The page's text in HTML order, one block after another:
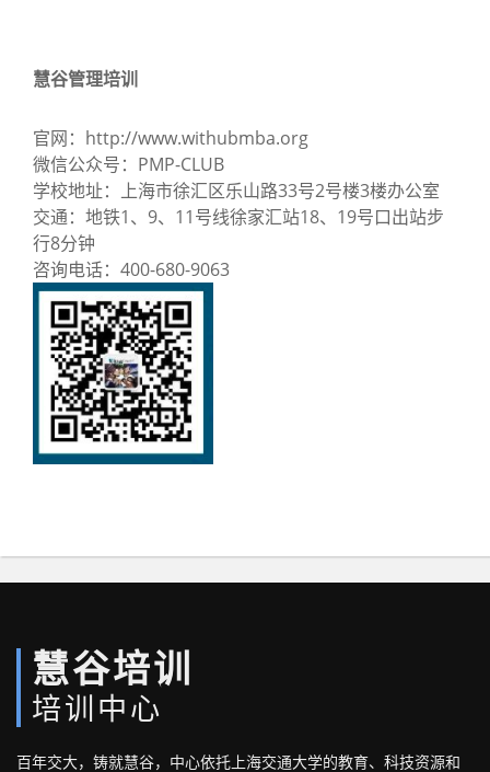
慧谷管理培训
官网：http://www.withubmba.org
微信公众号：PMP-CLUB
学校地址：上海市徐汇区乐山路33号2号楼3楼办公室
交通：地铁1、9、11号线徐家汇站18、19号口出站步
行8分钟
咨询电话：400-680-9063
慧谷培训
培训中心
百年交大，铸就慧谷，中心依托上海交通大学的教育、科技资源和